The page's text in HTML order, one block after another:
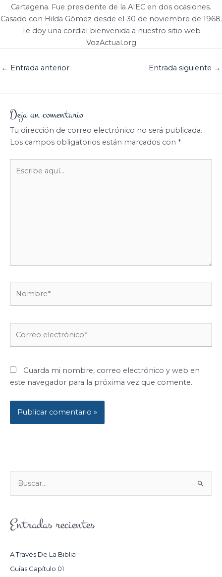
Cartagena. Fue presidente de la AIEC en dos ocasiones.
Casado con Hilda Gómez desde el 30 de noviembre de 1968.
Te doy una cordial bienvenida a nuestro sitio web
VozActual.org
← Entrada anterior Entrada siguiente →
Deja un comentario
Tu dirección de correo electrónico no será publicada.
Los campos obligatorios están marcados con *
aquí...
Guarda mi nombre, correo electrónico y web en
este navegador para la próxima vez que comente.
U
C
Entradas recientes
A Través De La Biblia
Guías Capítulo 01